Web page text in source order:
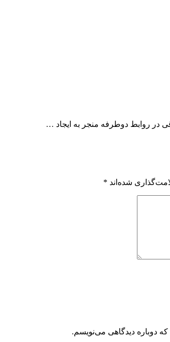
در روابط دوطرفه منجر به ایجاد …
شده‌اند *
دوباره دیدگاهی می‌نویسم.